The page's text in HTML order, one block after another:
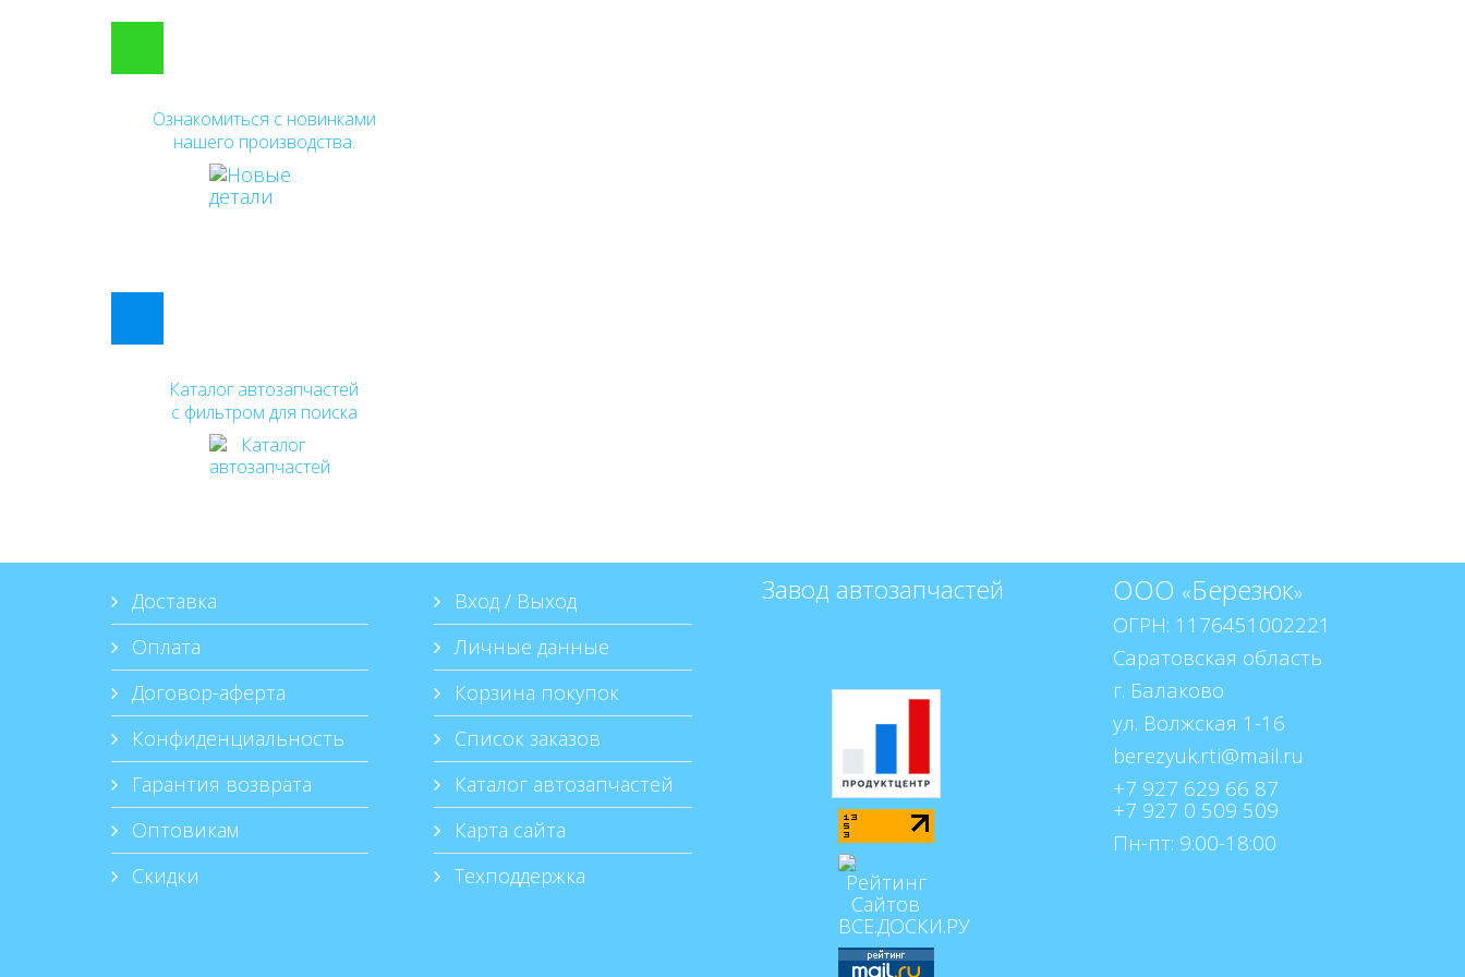
Ознакомиться с новинками
нашего производства.
Каталог автозапчастей
с фильтром для поиска
Доставка
Оплата
Договор-аферта
Конфиденциальность
Гарантия возврата
Оптовикам
Скидки
Вход / Выход
Личные данные
Корзина покупок
Список заказов
Каталог автозапчастей
Карта сайта
Техподдержка
Завод автозапчастей ООО «Березюк»
ОГРН: 1176451002221
Саратовская область
г. Балаково
ул. Волжская 1-16
berezyuk.rti@mail.ru
+7 927 629 66 87
+7 927 0 509 509
Пн-пт: 9:00-18:00